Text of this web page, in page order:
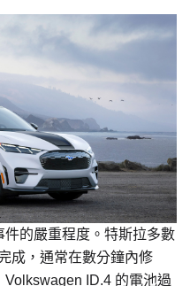
的嚴重程度。特斯拉多數
成，通常在數分鐘內修
ID.4 的電池過